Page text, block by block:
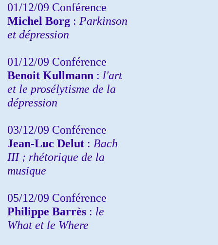
01/12/09 Conférence
Michel Borg : Parkinson
et dépression
01/12/09 Conférence
Benoit Kullmann : l'art
et le prosélytisme de la
dépression
03/12/09 Conférence
Jean-Luc Delut : Bach
III ; rhétorique de la
musique
05/12/09 Conférence
Philippe Barrès : le
What et le Where